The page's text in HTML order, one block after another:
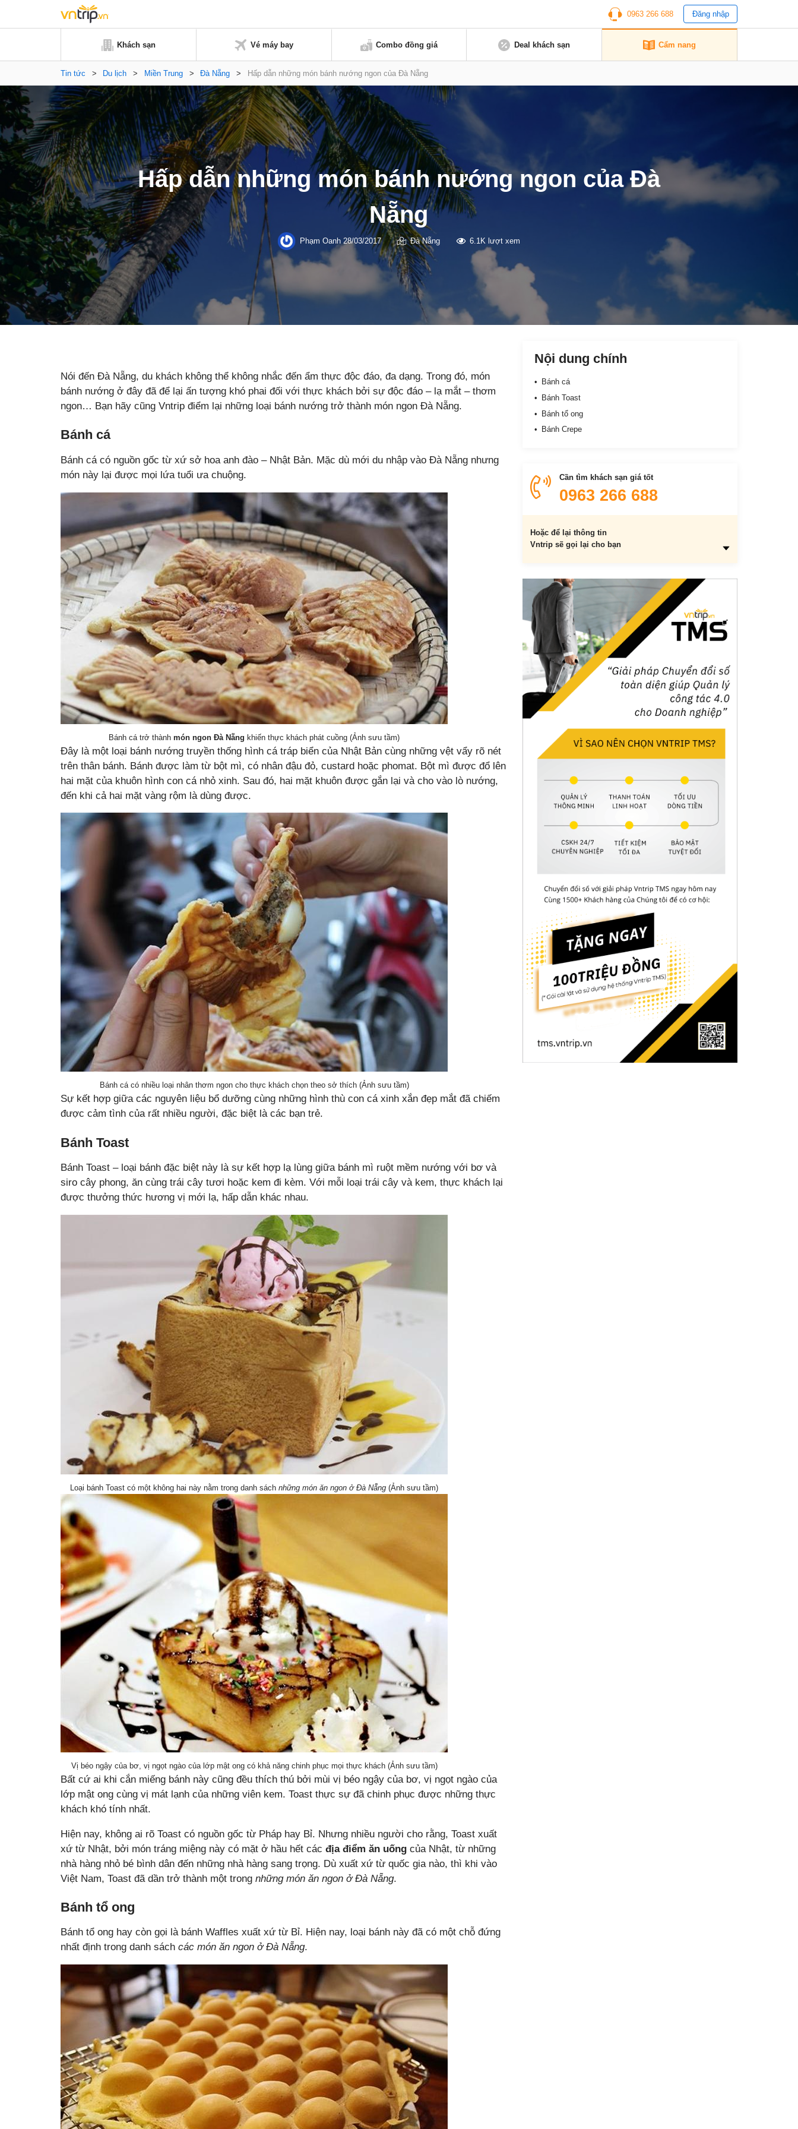
0963 266 688 Đăng nhập
Khách sạn Vé máy bay Combo đồng giá Deal khách sạn Cẩm nang
Tin tức > Du lịch > Miền Trung > Đà Nẵng > Hấp dẫn những món bánh nướng ngon của Đà Nẵng
Hấp dẫn những món bánh nướng ngon của Đà
Nẵng
Phạm Oanh28/03/2017 Đà Nẵng 6.1K lượt xem
Nói đến Đà Nẵng, du khách không thể không nhắc đến ẩm thực độc đáo, đa dạng. Trong đó, món
bánh nướng ở đây đã để lại ấn tượng khó phai đối với thực khách bởi sự độc đáo – lạ mắt – thơm
ngon… Bạn hãy cũng Vntrip điểm lại những loại bánh nướng trở thành món ngon Đà Nẵng.
Bánh cá
Bánh cá có nguồn gốc từ xứ sở hoa anh đào – Nhật Bản. Mặc dù mới du nhập vào Đà Nẵng nhưng
món này lại được mọi lứa tuổi ưa chuộng.
Bánh cá trở thành món ngon Đà Nẵng khiến thực khách phát cuồng (Ảnh sưu tầm)
Đây là một loại bánh nướng truyền thống hình cá tráp biển của Nhật Bản cùng những vệt vẩy rõ nét
trên thân bánh. Bánh được làm từ bột mì, có nhân đậu đỏ, custard hoặc phomat. Bột mì được đổ lên
hai mặt của khuôn hình con cá nhỏ xinh. Sau đó, hai mặt khuôn được gắn lại và cho vào lò nướng,
đến khi cả hai mặt vàng rộm là dùng được.
Bánh cá có nhiều loại nhân thơm ngon cho thực khách chọn theo sở thích (Ảnh sưu tầm)
Sự kết hợp giữa các nguyên liệu bổ dưỡng cùng những hình thù con cá xinh xắn đẹp mắt đã chiếm
được cảm tình của rất nhiều người, đặc biệt là các bạn trẻ.
Bánh Toast
Bánh Toast – loại bánh đặc biệt này là sự kết hợp lạ lùng giữa bánh mì ruột mềm nướng với bơ và
siro cây phong, ăn cùng trái cây tươi hoặc kem đi kèm. Với mỗi loại trái cây và kem, thực khách lại
được thưởng thức hương vị mới lạ, hấp dẫn khác nhau.
Loại bánh Toast có một không hai này nằm trong danh sách những món ăn ngon ở Đà Nẵng (Ảnh sưu tầm)
Vị béo ngậy của bơ, vị ngọt ngào của lớp mật ong có khả năng chinh phục mọi thực khách (Ảnh sưu tầm)
Bất cứ ai khi cắn miếng bánh này cũng đều thích thú bởi mùi vị béo ngậy của bơ, vị ngọt ngào của
lớp mật ong cùng vị mát lạnh của những viên kem. Toast thực sự đã chinh phục được những thực
khách khó tính nhất.
Hiện nay, không ai rõ Toast có nguồn gốc từ Pháp hay Bỉ. Nhưng nhiều người cho rằng, Toast xuất
xứ từ Nhật, bởi món tráng miệng này có mặt ở hầu hết các địa điểm ăn uống của Nhật, từ những
nhà hàng nhỏ bé bình dân đến những nhà hàng sang trọng. Dù xuất xứ từ quốc gia nào, thì khi vào
Việt Nam, Toast đã dần trở thành một trong những món ăn ngon ở Đà Nẵng.
Bánh tổ ong
Bánh tổ ong hay còn gọi là bánh Waffles xuất xứ từ Bỉ. Hiện nay, loại bánh này đã có một chỗ đứng
nhất định trong danh sách các món ăn ngon ở Đà Nẵng.
Nội dung chính
Bánh cá
Bánh Toast
Bánh tổ ong
Bánh Crepe
Cần tìm khách sạn giá tốt
0963 266 688
Hoặc để lại thông tin
Vntrip sẽ gọi lại cho bạn